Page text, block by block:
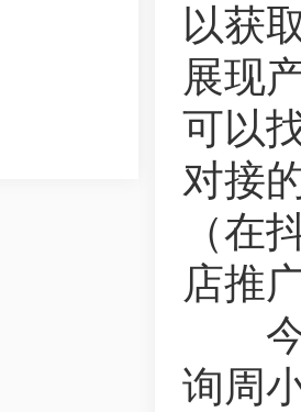
以获
展现
可以
对接
（在
店推
今
询周